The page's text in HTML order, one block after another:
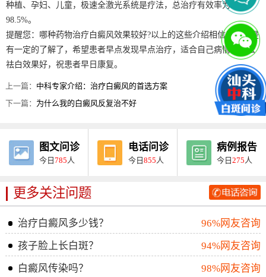
种植、孕妇、儿童，极速全激光系统是疗法，总治疗有效率为
98.5%。
提醒您：哪种药物治疗白癜风效果较好?以上的这些介绍相信患者都是
有一定的了解了，希望患者早点发现早点治疗，适合自己病情的方法
祛白效果好，祝患者早日康复。
上一篇： 中科专家介绍：治疗白癜风的首选方案
下一篇： 为什么我的白癜风反复治不好
图文问诊
今日785 人
电话问诊
今日855 人
病例报告
今日275 人
更多关注问题
治疗白癜风多少钱？
96%网友咨询
孩子脸上长白斑？
94%网友咨询
白癜风传染吗？
98%网友咨询